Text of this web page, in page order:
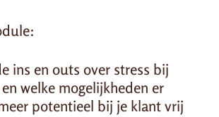
ins en outs over stress bij
welke mogelijkheden er
potentieel bij je klant vrij